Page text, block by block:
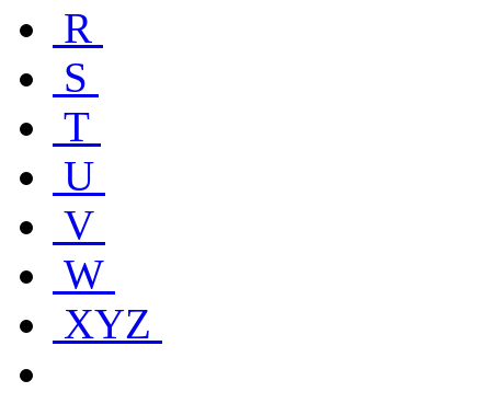
R
S
T
U
V
W
XYZ